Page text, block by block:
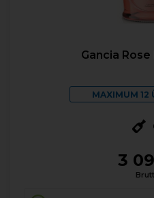
Gancia Rose
MAXIMUM 12
3